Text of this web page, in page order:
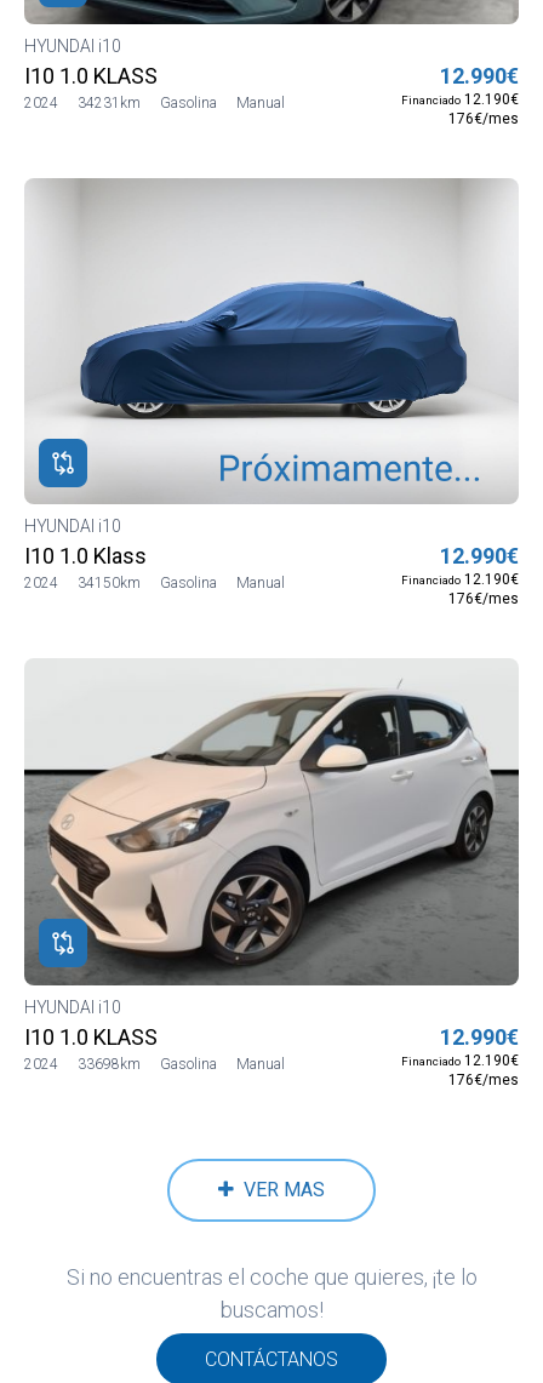
HYUNDAI i10
I10 1.0 KLASS
2024 34231km Gasolina Manual
12.990€
Financiado 12.190€
176€/mes
HYUNDAI i10
I10 1.0 Klass
2024 34150km Gasolina Manual
12.990€
Financiado 12.190€
176€/mes
HYUNDAI i10
I10 1.0 KLASS
2024 33698km Gasolina Manual
12.990€
Financiado 12.190€
176€/mes
VER MAS
Si no encuentras el coche que quieres, ¡te lo
buscamos!
CONTÁCTANOS